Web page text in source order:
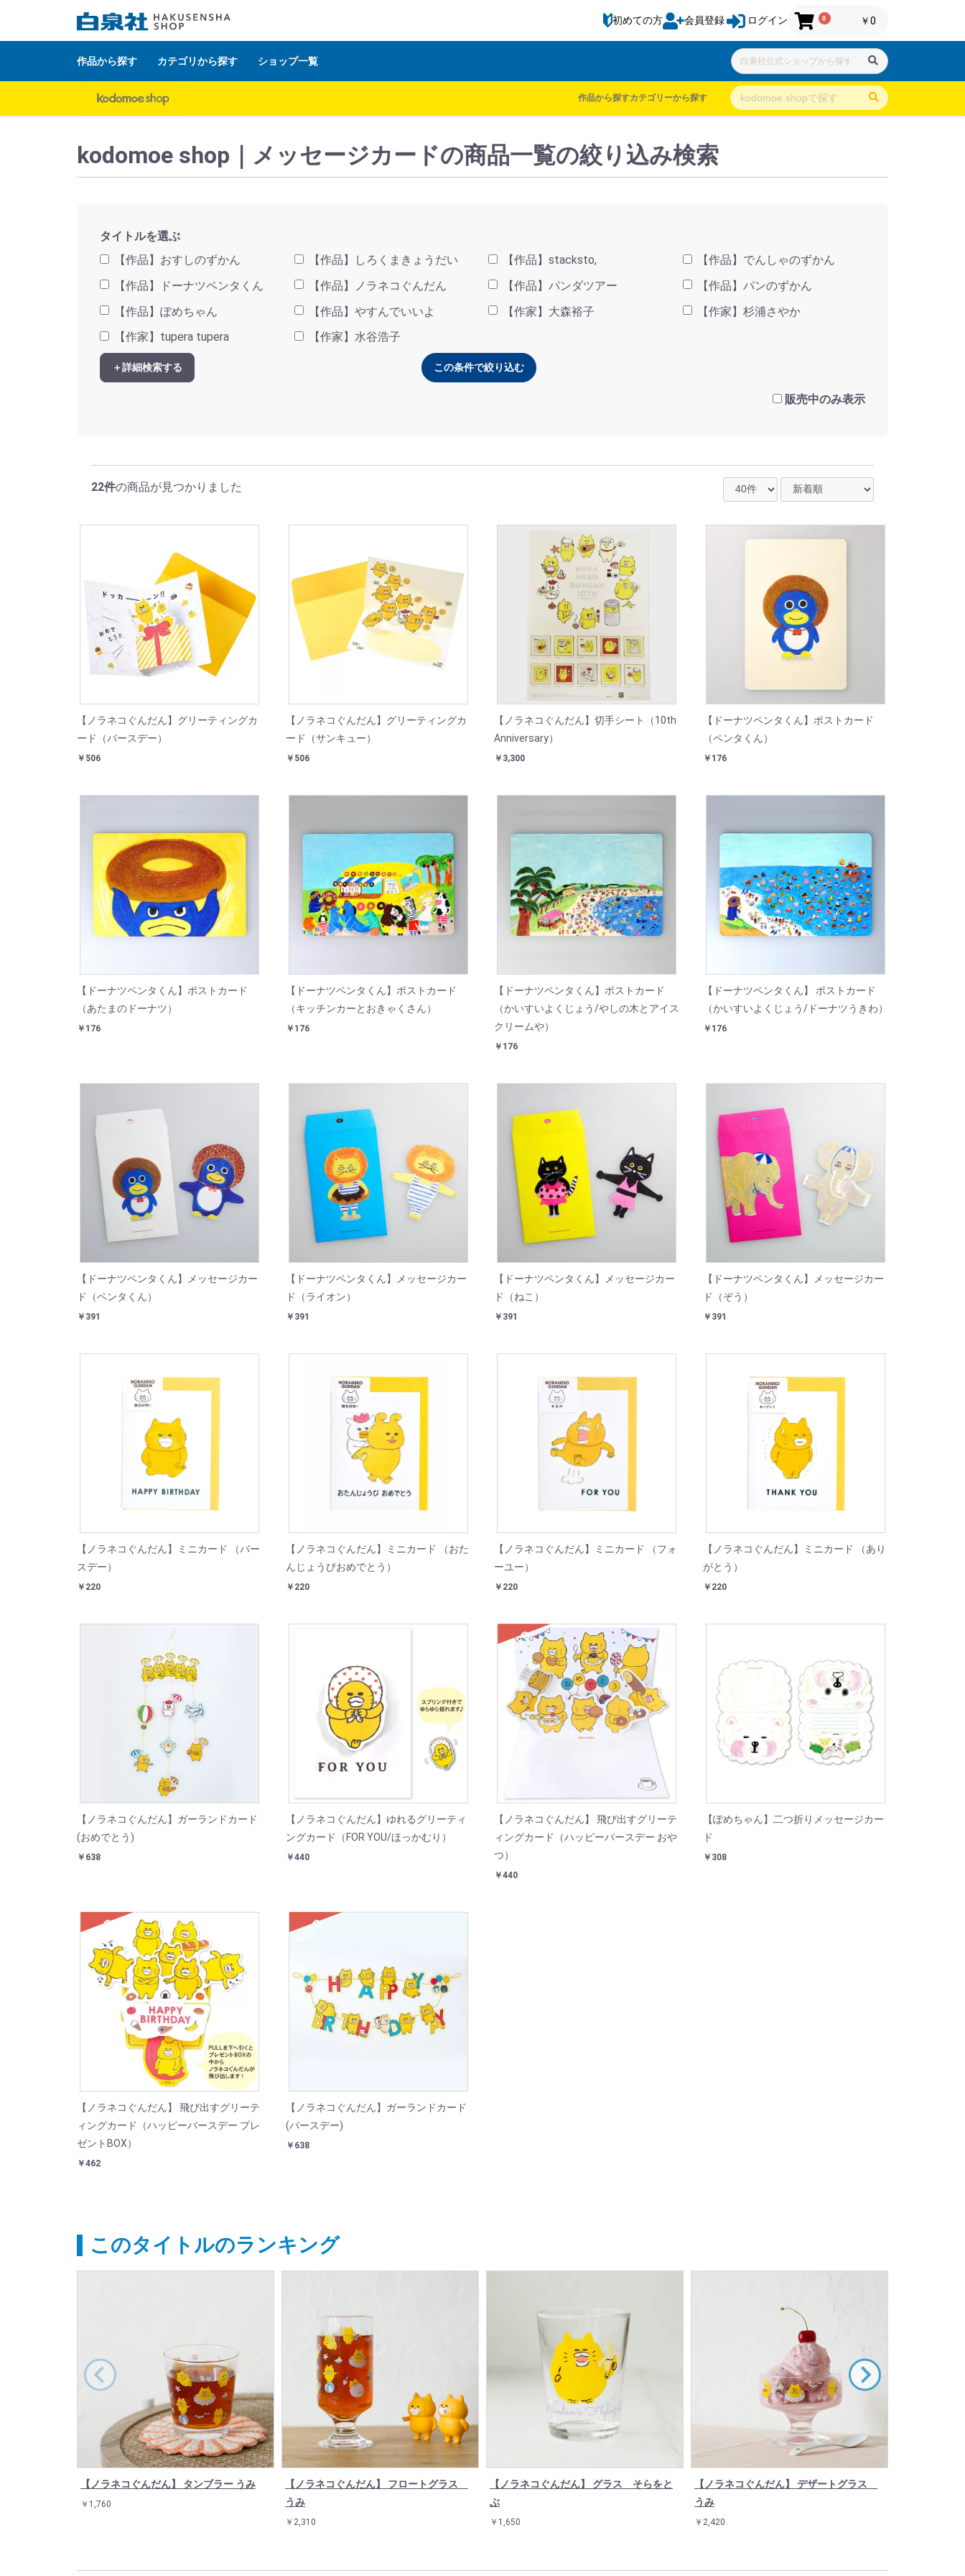
初めての方 会員登録 ログイン 0 ￥0
作品から探す カテゴリから探す ショップ一覧
作品から探すカテゴリーから探す
白泉社公式ショップ HAKUSENSHA SHOP
kodomoe shop｜メッセージカードの商品一覧の絞り込み検索
タイトルを選ぶ
【作品】おすしのずかん
【作品】しろくまきょうだい 【作品】stacksto,
【作品】でんしゃのずかん
【作品】ドーナツペンタくん
【作品】ノラネコぐんだん 【作品】パンダツアー
【作品】パンのずかん
【作品】ぽめちゃん
【作品】やすんでいいよ 【作家】大森裕子
【作家】杉浦さやか
【作家】tupera tupera
【作家】水谷浩子
＋詳細検索する この条件で絞り込む
販売中のみ表示
22件の商品が見つかりました
【ノラネコぐんだん】グリーティングカ
ード（バースデー）
￥506
【ノラネコぐんだん】グリーティングカ
ード（サンキュー）
￥506
【ノラネコぐんだん】切手シート（10th
Anniversary）
￥3,300
【ドーナツペンタくん】ポストカード
（ペンタくん）
￥176
【ドーナツペンタくん】ポストカード
（あたまのドーナツ）
￥176
【ドーナツペンタくん】ポストカード
（キッチンカーとおきゃくさん）
￥176
【ドーナツペンタくん】ポストカード
（かいすいよくじょう/やしの木とアイス
クリームや）
￥176
【ドーナツペンタくん】 ポストカード
（かいすいよくじょう/ドーナツうきわ）
￥176
【ドーナツペンタくん】メッセージカー
ド（ペンタくん）
￥391
【ドーナツペンタくん】メッセージカー
ド（ライオン）
￥391
【ドーナツペンタくん】メッセージカー
ド（ねこ）
￥391
【ドーナツペンタくん】メッセージカー
ド（ぞう）
￥391
【ノラネコぐんだん】ミニカード （バー
スデー）
￥220
【ノラネコぐんだん】ミニカード （おた
んじょうびおめでとう）
￥220
【ノラネコぐんだん】ミニカード （フォ
ーユー）
￥220
【ノラネコぐんだん】ミニカード （あり
がとう）
￥220
【ノラネコぐんだん】ガーランドカード
(おめでとう)
￥638
【ノラネコぐんだん】ゆれるグリーティ
ングカード（FOR YOU/ほっかむり）
￥440
SOLD
【ノラネコぐんだん】 飛び出すグリーテ
ィングカード（ハッピーバースデー おや
つ）
￥440
【ぽめちゃん】二つ折りメッセージカー
ド
￥308
SOLD
【ノラネコぐんだん】 飛び出すグリーテ
ィングカード（ハッピーバースデー プレ
ゼントBOX）
￥462
SOLD
【ノラネコぐんだん】ガーランドカード
(バースデー)
￥638
このタイトルのランキング
【ノラネコぐんだん】 タンブラー うみ
￥1,760
【ノラネコぐんだん】 フロートグラス
うみ
￥2,310
【ノラネコぐんだん】 グラス そらをと
ぶ
￥1,650
【ノラネコぐんだん】 デザートグラス
うみ
￥2,420